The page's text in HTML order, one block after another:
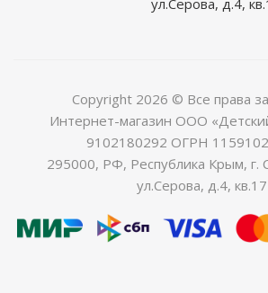
Copyright 2026 © Все права
Интернет-магазин ООО
9102180292 ОГРН
295000, РФ, Республика Крым, г.
ул.Серова, д.4, кв.17